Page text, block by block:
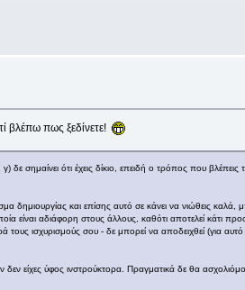
βλέπω πως ξεδίνετε!
δε σημαίνει ότι έχεις δίκιο, επειδή ο τρόπος που
δημιουργίας και επίσης αυτό σε κάνει να νιώθεις
είναι αδιάφορη στους άλλους, καθότι αποτελεί κάτι
ισχυρισμούς σου - δε μπορεί να αποδειχθεί (για αυτό
είχες ύφος ινστρούκτορα. Πραγματικά δε θα